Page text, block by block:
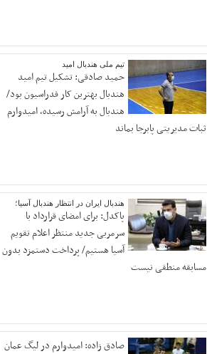
تیم ملی هندبال امید
حمید صادقی: تشکیل تیم امید
هندبال بهترین کار فدراسیون بود/
هندبال به آرامش رسیده، امیدوارم
ثبات مدیریتی پابرجا بماند
هندبال ایران در انتظار هندبال آسیا؛
پاکدل: برای امضای قرارداد با
سرمربی جدید منتظر اعلام تقویم
آسیا هستیم/ پرداخت دستمزد بدون
مسابقه منطقی نیست
صادق زاده: امیدوارم در لیگ عمان